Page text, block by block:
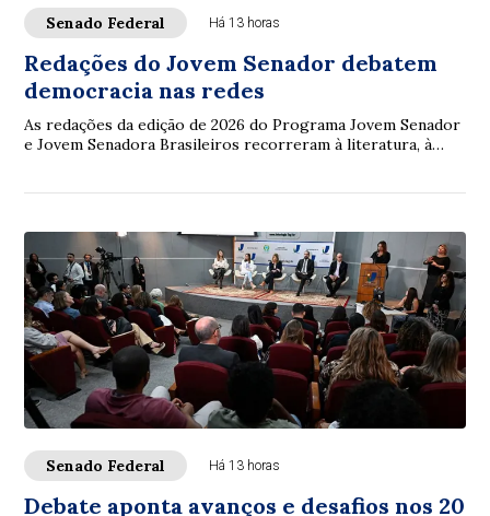
Senado Federal Há 13 horas
Redações do Jovem Senador debatem
democracia nas redes
As redações da edição de 2026 do Programa Jovem Senador
e Jovem Senadora Brasileiros recorreram à literatura, à
Senado Federal Há 13 horas
Debate aponta avanços e desafios nos 20